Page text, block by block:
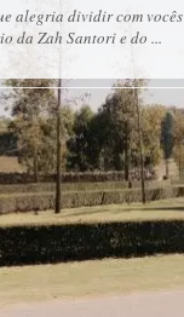
alegria dividir com vocês
da Zah Santori e do ...